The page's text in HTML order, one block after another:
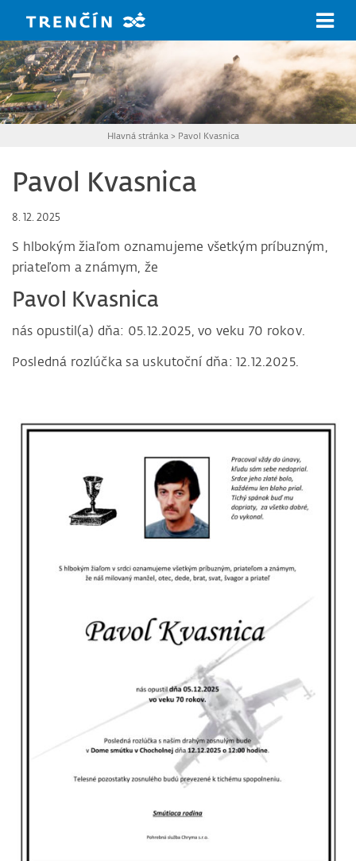
Hlavná stránka > Pavol Kvasnica
Pavol Kvasnica
8. 12. 2025
S hlbokým žiaľom oznamujeme všetkým príbuzným,
priateľom a známym, že
Pavol Kvasnica
nás opustil(a) dňa: 05.12.2025, vo veku 70 rokov.
Posledná rozlúčka sa uskutoční dňa: 12.12.2025.